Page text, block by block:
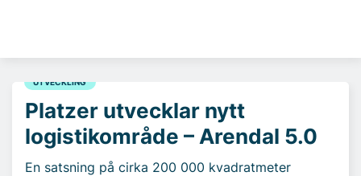
UTVECKLING
Platzer utvecklar nytt
logistikområde – Arendal 5.0
En satsning på cirka 200 000 kvadratmeter